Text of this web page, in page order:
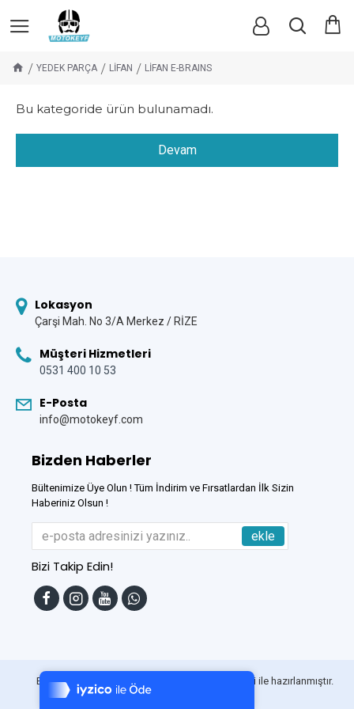
7/24 Canlı Destek
%100 Sorunsuz Alışveriş
YEDEK PARÇA LİFAN LİFAN E-BRAINS
Bu kategoride ürün bulunamadı.
Devam
Lokasyon
Çarşi Mah. No 3/A Merkez / RİZE
Müşteri Hizmetleri
0531 400 10 53
E-Posta
info@motokeyf.com
Bizden Haberler
Bültenimize Üye Olun ! Tüm İndirim ve Fırsatlardan İlk Sizin
Haberiniz Olsun !
ekle
Bizi Takip Edin!
Bu Site DumanSoft Gelişmiş E-Ticaret sistemleri ile hazırlanmıştır.